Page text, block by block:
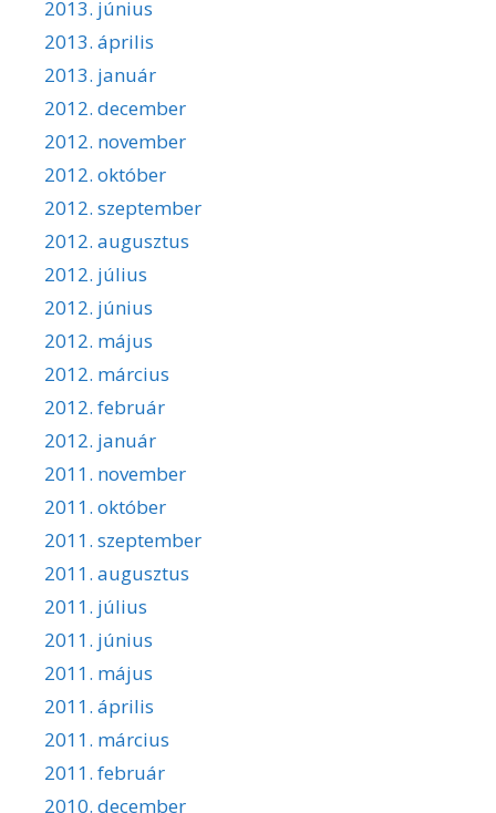
2013. június
2013. április
2013. január
2012. december
2012. november
2012. október
2012. szeptember
2012. augusztus
2012. július
2012. június
2012. május
2012. március
2012. február
2012. január
2011. november
2011. október
2011. szeptember
2011. augusztus
2011. július
2011. június
2011. május
2011. április
2011. március
2011. február
2010. december